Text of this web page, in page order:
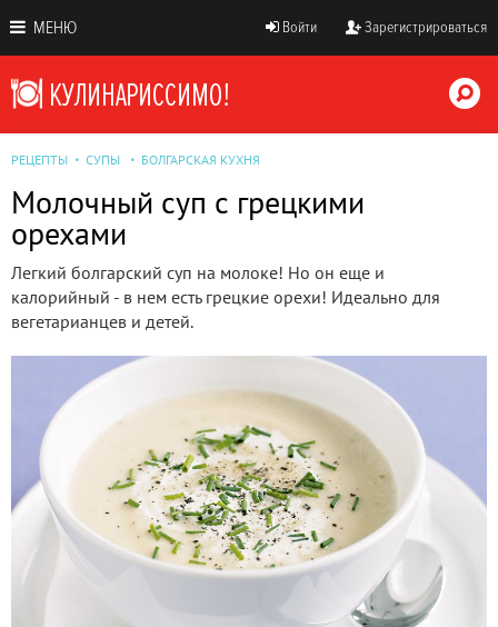
МЕНЮ Войти Зарегистрироваться
РЕЦЕПТЫ СУПЫ БОЛГАРСКАЯ КУХНЯ
Молочный суп с грецкими
орехами
Легкий болгарский суп на молоке! Но он еще и
калорийный - в нем есть грецкие орехи! Идеально для
вегетарианцев и детей.